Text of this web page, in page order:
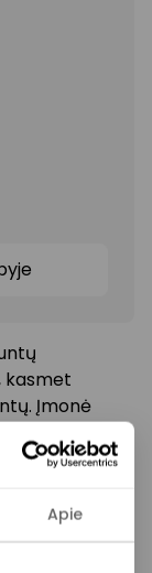
Apie
kasmet
Įmonė
440
paštomatų
skirtus